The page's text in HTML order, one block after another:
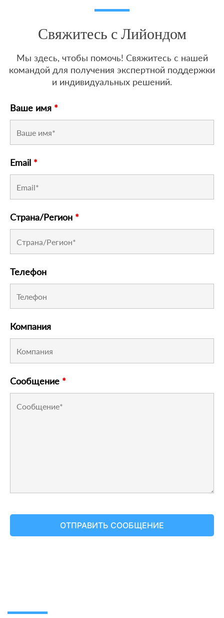
Свяжитесь с Лийондом
Мы здесь, чтобы помочь! Свяжитесь с нашей
командой для получения экспертной поддержки
и индивидуальных решений.
Ваше имя *
Email *
Страна/Регион *
Телефон
Компания
Сообщение *